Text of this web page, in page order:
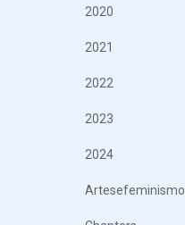
2020
2021
2022
2023
2024
Artesefeminismo